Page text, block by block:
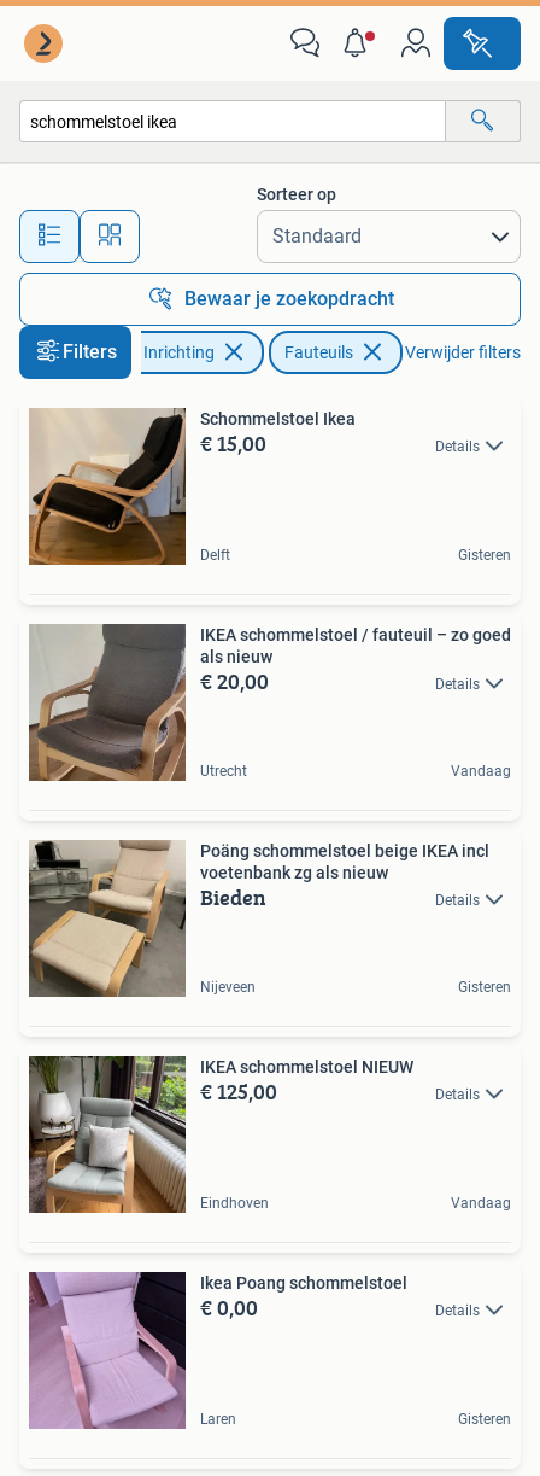
Alle afstanden…
Sorteer op
Bewaar je zoekopdracht
Filters
Huis en Inrichting Fauteuils Verwijder filters
Schommelstoel Ikea
€ 15,00 Details
Delft Gisteren
IKEA schommelstoel / fauteuil – zo goed
als nieuw
€ 20,00 Details
Utrecht Vandaag
Poäng schommelstoel beige IKEA incl
voetenbank zg als nieuw
Bieden Details
Nijeveen Gisteren
IKEA schommelstoel NIEUW
€ 125,00 Details
Eindhoven Vandaag
Ikea Poang schommelstoel
€ 0,00 Details
Laren Gisteren